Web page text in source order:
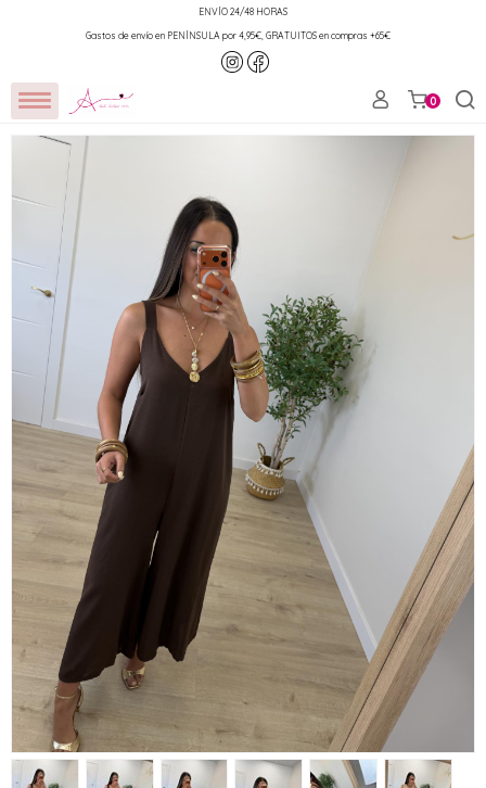
ENVÍO 24/48 HORAS
Gastos de envío en PENÍNSULA por 4,95€, GRATUITOS en compras +65€
0